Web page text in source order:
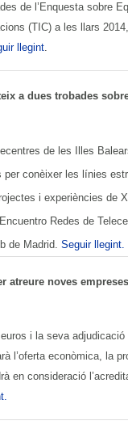
de l’Enquesta sobre
(TIC) a les llars
llegint.
a dues trobades
de les Illes
per conèixer les línies
i experiències de
Redes de
de Madrid. Seguir llegint.
atreure noves
i la seva
l’oferta econòmica, la
en consideració